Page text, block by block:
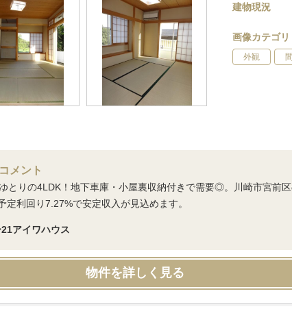
建物現況
画像カテゴリ
外観
メント
とりの4LDK！地下車庫・小屋裏収納付きで需要◎。川崎市宮前区
定利回り7.27%で安定収入が見込めます。
アイワハウス
物件を詳しく見る